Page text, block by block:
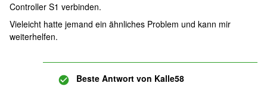
Controller S1 verbinden.
Vieleicht hatte jemand ein ähnliches Problem und kann mir
weiterhelfen.
Beste Antwort von Kalle58